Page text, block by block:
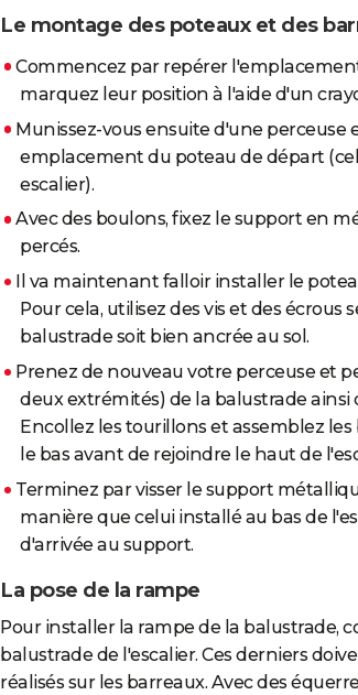
Le montage des poteaux et des
Commencez par repérer
marquez leur position à l'aide d'un
Munissez-vous ensuite d'une
emplacement du poteau de départ
escalier).
Avec des boulons, fixez le support en
percés.
Il va maintenant falloir installer le
Pour cela, utilisez des vis et des
balustrade soit bien ancrée au sol.
Prenez de nouveau votre perceuse et
deux extrémités) de la balustrade ainsi
Encollez les tourillons et assemblez
le bas avant de rejoindre le haut de
Terminez par visser le support
manière que celui installé au bas de
d'arrivée au support.
La pose de la rampe
Pour installer la rampe de la balustrade,
balustrade de l'escalier. Ces derniers
réalisés sur les barreaux. Avec des